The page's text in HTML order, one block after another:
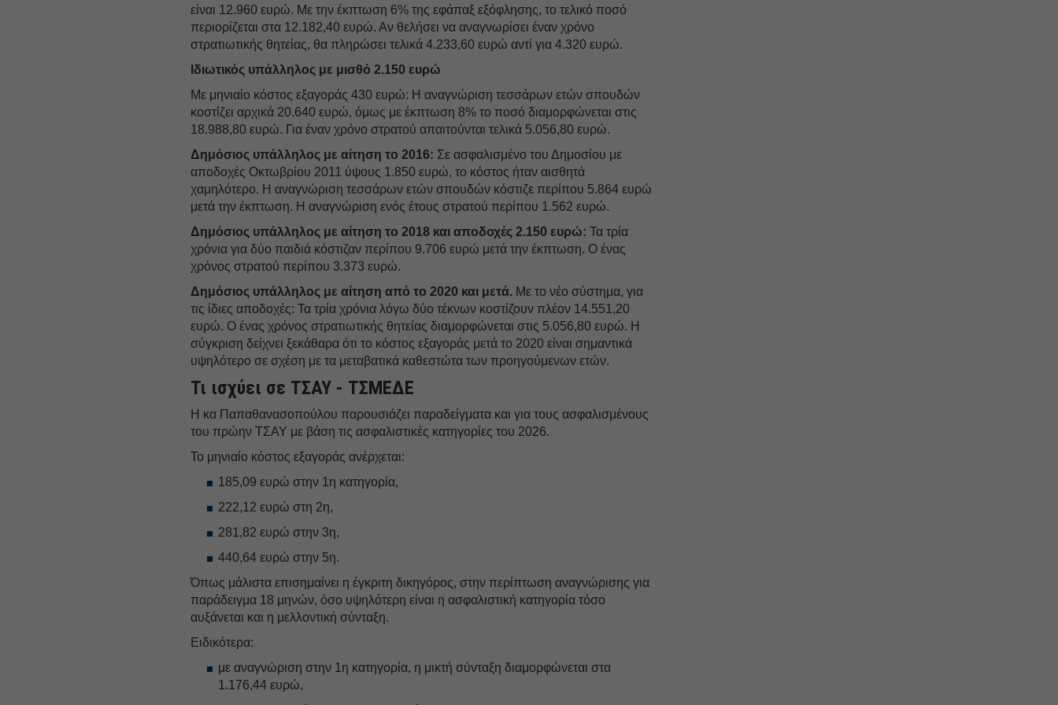
είναι 12.960 ευρώ. Με την έκπτωση 6% της εφάπαξ εξόφλησης, το τελικό ποσό
περιορίζεται στα 12.182,40 ευρώ. Αν θελήσει να αναγνωρίσει έναν χρόνο
στρατιωτικής θητείας, θα πληρώσει τελικά 4.233,60 ευρώ αντί για 4.320 ευρώ.
Ιδιωτικός υπάλληλος με μισθό 2.150 ευρώ
Με μηνιαίο κόστος εξαγοράς 430 ευρώ: Η αναγνώριση τεσσάρων ετών σπουδών
κοστίζει αρχικά 20.640 ευρώ, όμως με έκπτωση 8% το ποσό διαμορφώνεται στις
18.988,80 ευρώ. Για έναν χρόνο στρατού απαιτούνται τελικά 5.056,80 ευρώ.
Δημόσιος υπάλληλος με αίτηση το 2016: Σε ασφαλισμένο του Δημοσίου με
αποδοχές Οκτωβρίου 2011 ύψους 1.850 ευρώ, το κόστος ήταν αισθητά
χαμηλότερο. Η αναγνώριση τεσσάρων ετών σπουδών κόστιζε περίπου 5.864 ευρώ
μετά την έκπτωση. Η αναγνώριση ενός έτους στρατού περίπου 1.562 ευρώ.
Δημόσιος υπάλληλος με αίτηση το 2018 και αποδοχές 2.150 ευρώ: Τα τρία
χρόνια για δύο παιδιά κόστιζαν περίπου 9.706 ευρώ μετά την έκπτωση. Ο ένας
χρόνος στρατού περίπου 3.373 ευρώ.
Δημόσιος υπάλληλος με αίτηση από το 2020 και μετά. Με το νέο σύστημα, για
τις ίδιες αποδοχές: Τα τρία χρόνια λόγω δύο τέκνων κοστίζουν πλέον 14.551,20
ευρώ. Ο ένας χρόνος στρατιωτικής θητείας διαμορφώνεται στις 5.056,80 ευρώ. Η
σύγκριση δείχνει ξεκάθαρα ότι το κόστος εξαγοράς μετά το 2020 είναι σημαντικά
υψηλότερο σε σχέση με τα μεταβατικά καθεστώτα των προηγούμενων ετών.
Τι ισχύει σε ΤΣΑΥ - ΤΣΜΕΔΕ
Η κα Παπαθανασοπούλου παρουσιάζει παραδείγματα και για τους ασφαλισμένους
του πρώην ΤΣΑΥ με βάση τις ασφαλιστικές κατηγορίες του 2026.
Το μηνιαίο κόστος εξαγοράς ανέρχεται:
185,09 ευρώ στην 1η κατηγορία,
222,12 ευρώ στη 2η,
281,82 ευρώ στην 3η,
440,64 ευρώ στην 5η.
Όπως μάλιστα επισημαίνει η έγκριτη δικηγόρος, στην περίπτωση αναγνώρισης για
παράδειγμα 18 μηνών, όσο υψηλότερη είναι η ασφαλιστική κατηγορία τόσο
αυξάνεται και η μελλοντική σύνταξη.
Ειδικότερα:
με αναγνώριση στην 1η κατηγορία, η μικτή σύνταξη διαμορφώνεται στα
1.176,44 ευρώ,